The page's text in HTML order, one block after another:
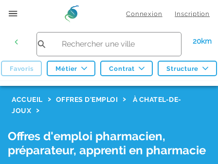
Connexion Inscription
20km
Favoris Métier Contrat Structure
ACCUEIL OFFRES D'EMPLOI
À CHATEL-DE-
JOUX
Offres d'emploi pharmacien,
préparateur, apprenti en pharmacie